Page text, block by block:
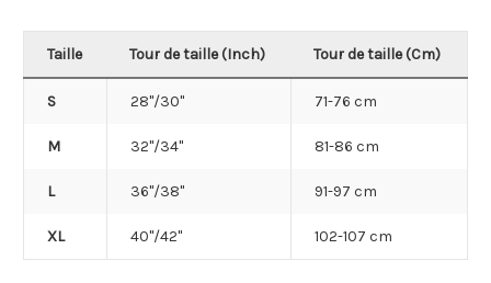
Taille Tour de taille (Inch) Tour de taille (Cm)
S 28"/30" 71-76 cm
M 32"/34" 81-86 cm
L 36"/38" 91-97 cm
XL 40"/42" 102-107 cm